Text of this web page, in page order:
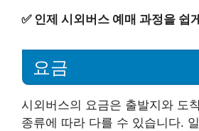
✅ 인제 시외버스 예매 과정을 쉽
요금
시외버스의 요금은 출발지와 도
종류에 따라 다를 수 있습니다.